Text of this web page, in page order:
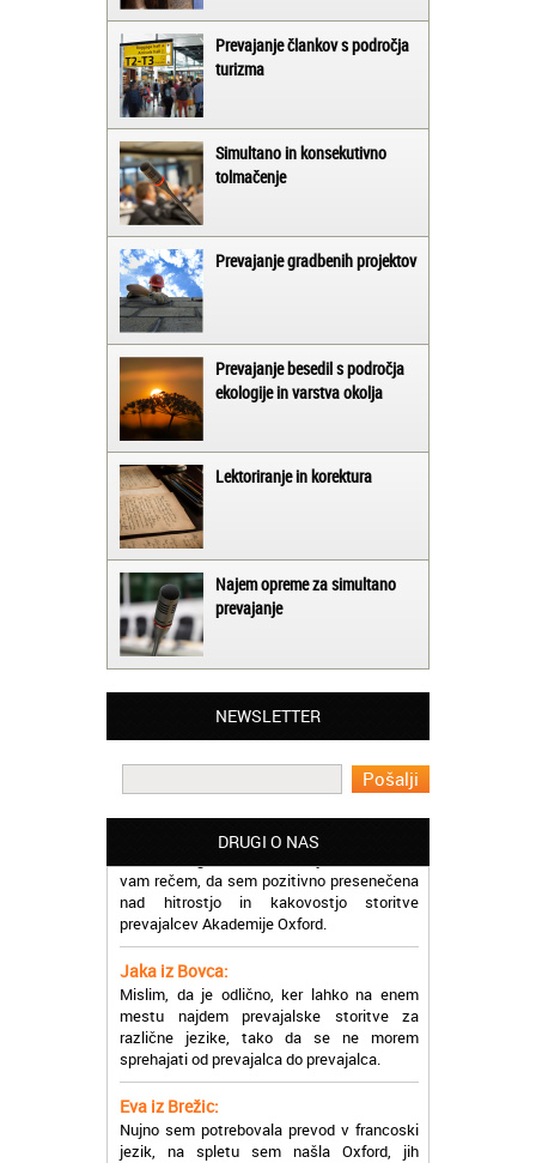
Prevajanje člankov s področja
turizma
Simultano in konsekutivno
tolmačenje
Prevajanje gradbenih projektov
Prevajanje besedil s področja
ekologije in varstva okolja
Lektoriranje in korektura
Najem opreme za simultano
prevajanje
NEWSLETTER
DRUGI O NAS
Matjaž iz Ajdovščine:
Lahko pohvalim vse zaposlene v Akademiji
prevajalske storitve opravljajo hitro in
Potrebovala sem prevajanje iz
madžarskega v slovenski jezik in lahko
vam rečem, da sem pozitivno presenečena
nad hitrostjo in kakovostjo storitve
prevajalcev Akademije Oxford.
Jaka iz Bovca:
mestu najdem prevajalske storitve za
različne jezike, tako da se ne morem
sprehajati od prevajalca do prevajalca.
Eva iz Brežic:
jezik, na spletu sem našla Oxford, jih
poklicala in v roku nekaj ur sem po
elektronski pošti prejela prevod. Resnično